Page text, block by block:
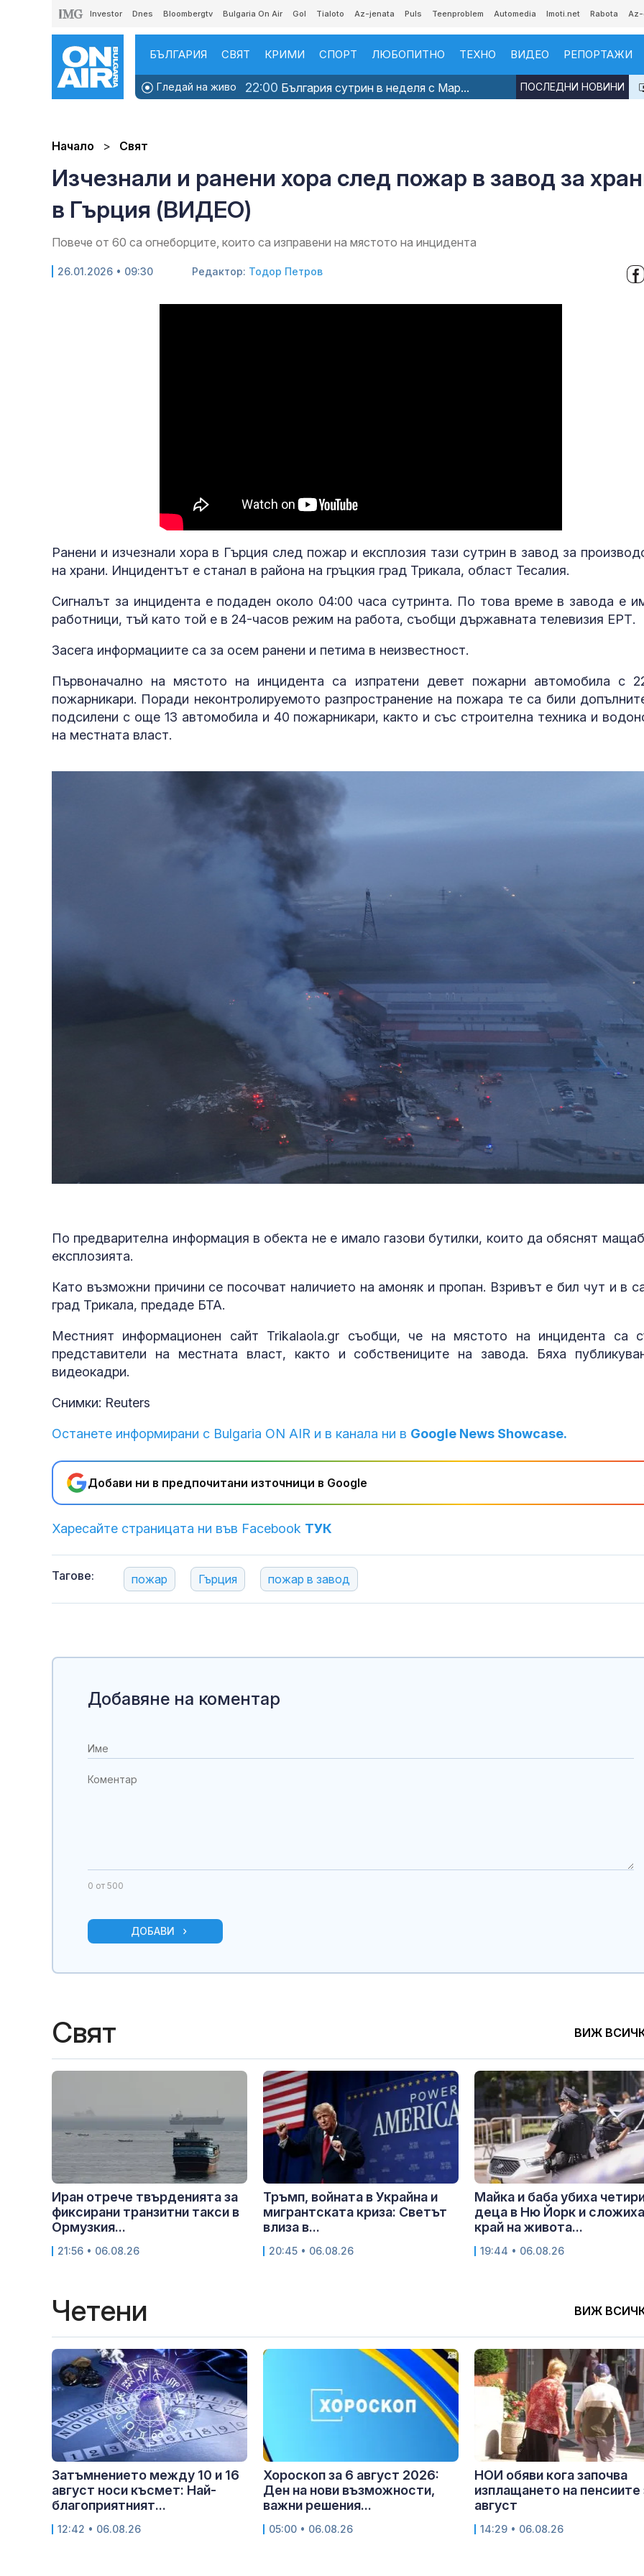
Investor Dnes Bloombergtv Bulgaria On Air Gol Tialoto Az-jenata Puls Teenproblem Automedia Imoti.net Rabota Az-
БЪЛГАРИЯ СВЯТ КРИМИ СПОРТ ЛЮБОПИТНО ТЕХНО ВИДЕО РЕПОРТАЖИ
Гледай на живо 22:00 България сутрин в неделя с Мар... ПОСЛЕДНИ НОВИНИ
Начало Свят
Изчезнали и ранени хора след пожар в завод за
в Гърция (ВИДЕО)
Повече от 60 са огнеборците, които са изправени на мястото на инцидента
26.01.2026 • 09:30 Редактор: Тодор Петров
Ранени и изчезнали хора в Гърция след пожар и експлозия тази сутрин в завод за
на храни. Инцидентът е станал в района на гръцкия град Трикала, област Тесалия.
Сигналът за инцидента е подаден около 04:00 часа сутринта. По това време в завода е
работници, тъй като той е в 24-часов режим на работа, съобщи държавната телевизия ЕРТ.
Засега информациите са за осем ранени и петима в неизвестност.
Първоначално на мястото на инцидента са изпратени девет пожарни автомобила с
пожарникари. Поради неконтролируемото разпространение на пожара те са били
подсилени с още 13 автомобила и 40 пожарникари, както и със строителна техника и
на местната власт.
По предварителна информация в обекта не е имало газови бутилки, които да обяснят
експлозията.
Като възможни причини се посочват наличието на амоняк и пропан. Взривът е бил чут и в
град Трикала, предаде БТА.
Местният информационен сайт Trikalaola.gr съобщи, че на мястото на инцидента са
представители на местната власт, както и собствениците на завода. Бяха
видеокадри.
Снимки: Reuters
Останете информирани с Bulgaria ON AIR и в канала ни в Google News Showcase.
Добави ни в предпочитани източници в Google
Харесайте страницата ни във Facebook ТУК
Тагове: пожар Гърция пожар в завод
Меган Маркъл по
бански в басейна за
САЩ засилват
морския щит: Нов
разрушител Arleigh
Burke влиза с нов
противоракетен радар
Шон Мендес разкри с
коя дама е и ѝ се
обясни в любов
родители:
чувството за
Защо рискът
исхемичен
повишава в
горещините?
Добавяне на коментар
0 от 500
ДОБАВИ
Свят ВИЖ
Иран отрече твърденията за
фиксирани транзитни такси в
Ормузкия...
21:56 • 06.08.26
Тръмп, войната в Украйна и
мигрантската криза: Светът
влиза в...
20:45 • 06.08.26
Майка и баба убиха
деца в Ню Йорк и сложиха
край на живота...
19:44 • 06.08.26
Четени ВИЖ
Затъмнението между 10 и 16
август носи късмет: Най-
благоприятният...
12:42 • 06.08.26
Хороскоп за 6 август 2026:
Ден на нови възможности,
важни решения...
05:00 • 06.08.26
НОИ обяви кога започва
изплащането на пенсиите
август
14:29 • 06.08.26